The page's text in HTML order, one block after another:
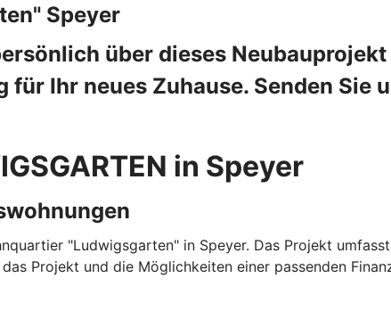
Speyer
über dieses
für Ihr neues Zuhause. Senden
in Speyer
"Ludwigsgarten" in Speyer. Das Projekt
Projekt und die Möglichkeiten einer passenden